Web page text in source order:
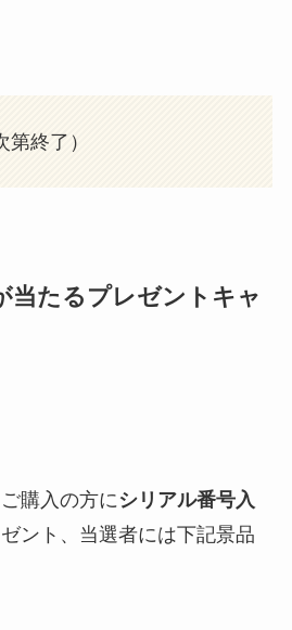
終了）
当たるプレゼントキャ
購入の方に シリアル番号入
ント、当選者には下記景品